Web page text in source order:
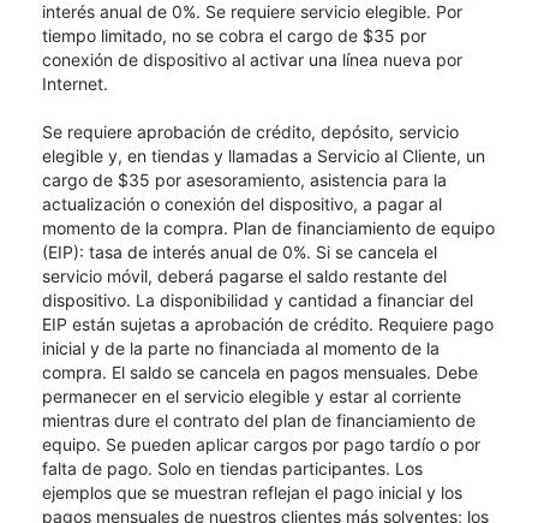
interés anual de 0%. Se requiere servicio elegible. Por
tiempo limitado, no se cobra el cargo de $35 por
conexión de dispositivo al activar una línea nueva por
Internet.
Se requiere aprobación de crédito, depósito, servicio
elegible y, en tiendas y llamadas a Servicio al Cliente, un
cargo de $35 por asesoramiento, asistencia para la
actualización o conexión del dispositivo, a pagar al
momento de la compra. Plan de financiamiento de equipo
(EIP): tasa de interés anual de 0%. Si se cancela el
servicio móvil, deberá pagarse el saldo restante del
dispositivo. La disponibilidad y cantidad a financiar del
EIP están sujetas a aprobación de crédito. Requiere pago
inicial y de la parte no financiada al momento de la
compra. El saldo se cancela en pagos mensuales. Debe
permanecer en el servicio elegible y estar al corriente
mientras dure el contrato del plan de financiamiento de
equipo. Se pueden aplicar cargos por pago tardío o por
falta de pago. Solo en tiendas participantes. Los
ejemplos que se muestran reflejan el pago inicial y los
pagos mensuales de nuestros clientes más solventes; los